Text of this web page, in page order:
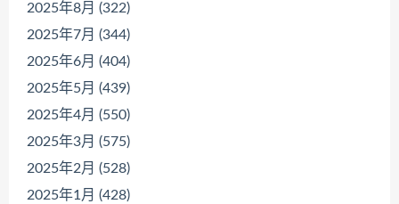
2025年8月 (322)
2025年7月 (344)
2025年6月 (404)
2025年5月 (439)
2025年4月 (550)
2025年3月 (575)
2025年2月 (528)
2025年1月 (428)